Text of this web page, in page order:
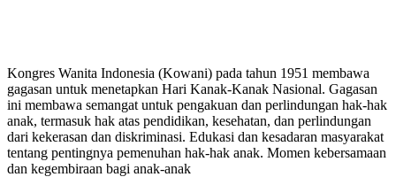
Kongres Wanita Indonesia (Kowani) pada tahun 1951 membawa
gagasan untuk menetapkan Hari Kanak-Kanak Nasional. Gagasan
ini membawa semangat untuk pengakuan dan perlindungan hak-hak
anak, termasuk hak atas pendidikan, kesehatan, dan perlindungan
dari kekerasan dan diskriminasi. Edukasi dan kesadaran masyarakat
tentang pentingnya pemenuhan hak-hak anak. Momen kebersamaan
dan kegembiraan bagi anak-anak